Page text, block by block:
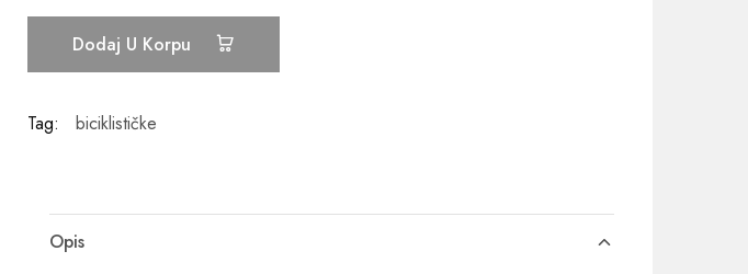
Dodaj U Korpu
Tag: biciklističke
Opis